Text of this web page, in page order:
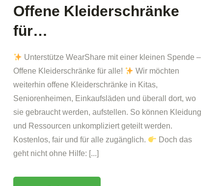
Offene Kleiderschränke
für…
Unterstütze WearShare mit einer kleinen Spende –
Offene Kleiderschränke für alle!
Wir möchten
weiterhin offene Kleiderschränke in Kitas,
Seniorenheimen, Einkaufsläden und überall dort, wo
sie gebraucht werden, aufstellen. So können Kleidung
und Ressourcen unkompliziert geteilt werden.
Kostenlos, fair und für alle zugänglich.
Doch das
geht nicht ohne Hilfe: [...]